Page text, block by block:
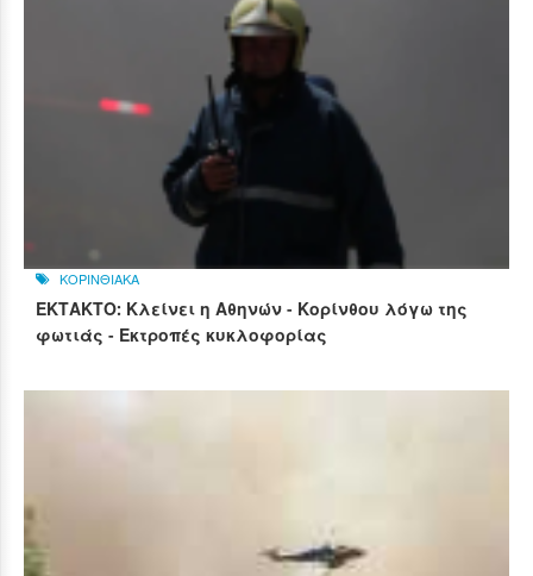
ΚΟΡΙΝΘΙΑΚΑ
ΕΚΤΑΚΤΟ: Κλείνει η Αθηνών - Κορίνθου λόγω της
φωτιάς - Εκτροπές κυκλοφορίας